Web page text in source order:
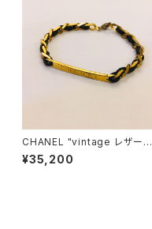
CHANEL "vintage レザー編
み込み ブレスレット"
¥35,200